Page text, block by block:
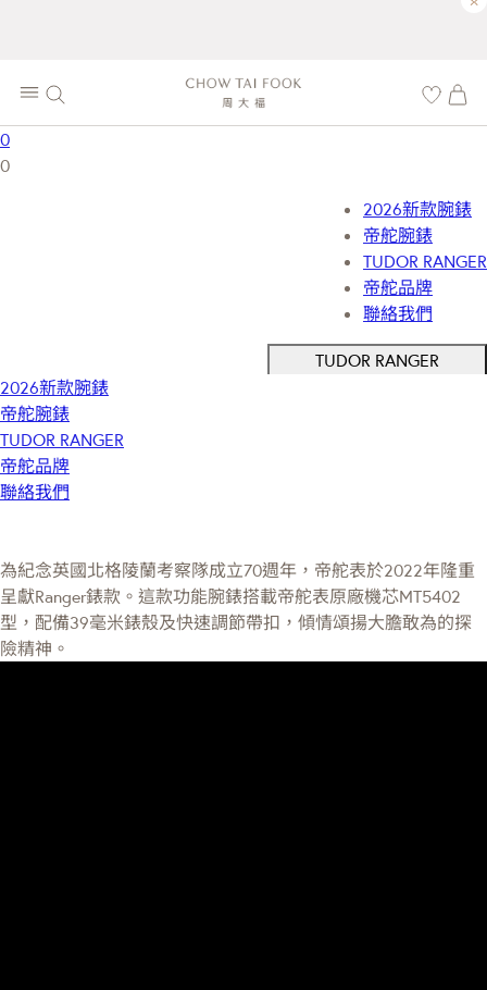
0
0
2026新款腕錶
帝舵腕錶
TUDOR RANGER
帝舵品牌
聯絡我們
TUDOR RANGER
2026新款腕錶
帝舵腕錶
TUDOR RANGER
帝舵品牌
聯絡我們
為紀念英國北格陵蘭考察隊成立70週年，帝舵表於2022年隆重
呈獻Ranger錶款。這款功能腕錶搭載帝舵表原廠機芯MT5402
型，配備39毫米錶殼及快速調節帶扣，傾情頌揚大膽敢為的探
險精神。